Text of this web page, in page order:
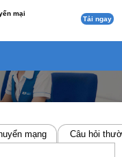
mại
Tải ngay
mạng Câu hỏi